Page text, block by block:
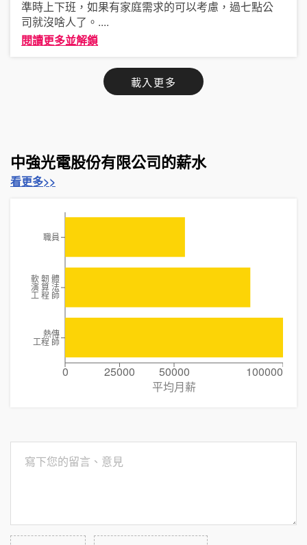
準時上下班，如果有家庭需求的可以考慮，過七點公
司就沒啥人了。 ....
閱讀更多並解鎖
載入更多
中強光電股份有限公司的薪水
看更多>>
0 25000 50000
100000
平均月薪
職員
軟 韌 體
演 算 法
工 程 師
熱傳
工程 師